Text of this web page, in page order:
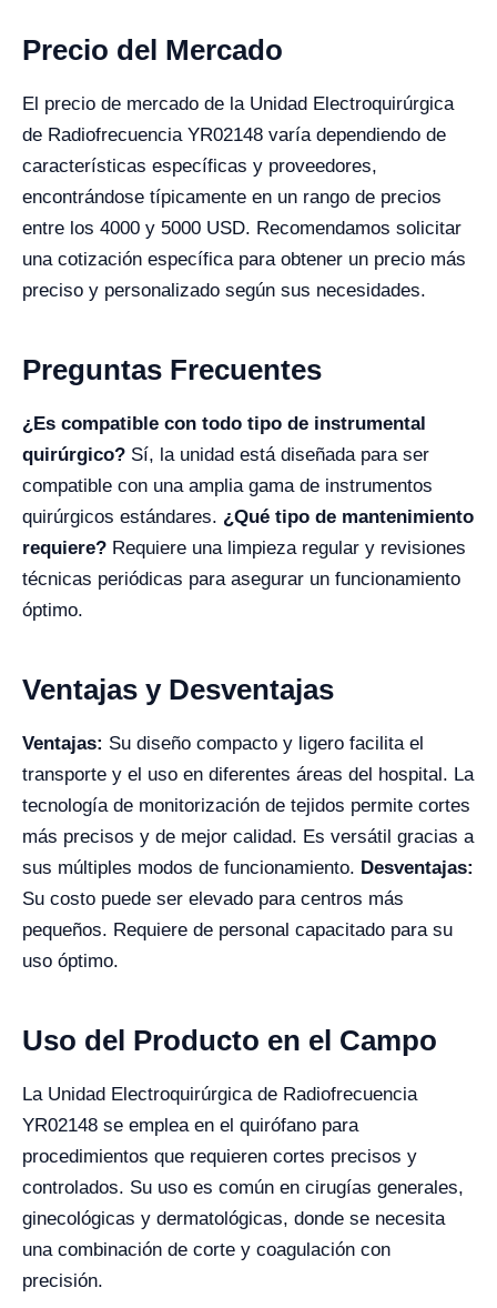
Precio del Mercado
El precio de mercado de la Unidad Electroquirúrgica
de Radiofrecuencia YR02148 varía dependiendo de
características específicas y proveedores,
encontrándose típicamente en un rango de precios
entre los 4000 y 5000 USD. Recomendamos solicitar
una cotización específica para obtener un precio más
preciso y personalizado según sus necesidades.
Preguntas Frecuentes
¿Es compatible con todo tipo de instrumental
quirúrgico? Sí, la unidad está diseñada para ser
compatible con una amplia gama de instrumentos
quirúrgicos estándares. ¿Qué tipo de mantenimiento
requiere? Requiere una limpieza regular y revisiones
técnicas periódicas para asegurar un funcionamiento
óptimo.
Ventajas y Desventajas
Ventajas: Su diseño compacto y ligero facilita el
transporte y el uso en diferentes áreas del hospital. La
tecnología de monitorización de tejidos permite cortes
más precisos y de mejor calidad. Es versátil gracias a
sus múltiples modos de funcionamiento. Desventajas:
Su costo puede ser elevado para centros más
pequeños. Requiere de personal capacitado para su
uso óptimo.
Uso del Producto en el Campo
La Unidad Electroquirúrgica de Radiofrecuencia
YR02148 se emplea en el quirófano para
procedimientos que requieren cortes precisos y
controlados. Su uso es común en cirugías generales,
ginecológicas y dermatológicas, donde se necesita
una combinación de corte y coagulación con
precisión.